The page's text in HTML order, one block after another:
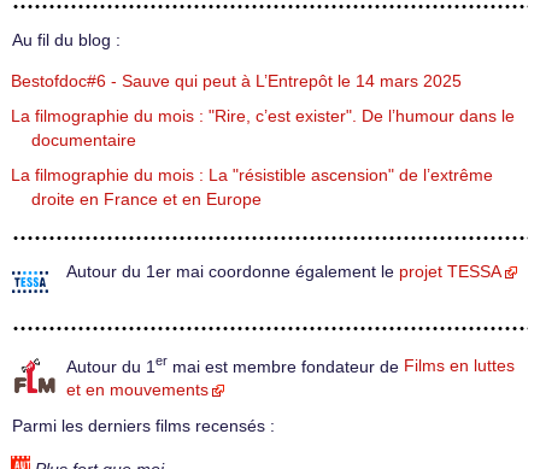
Au fil du blog :
Bestofdoc#6 - Sauve qui peut à L’Entrepôt le 14 mars 2025
La filmographie du mois : "Rire, c’est exister". De l’humour dans le
documentaire
La filmographie du mois : La "résistible ascension" de l’extrême
droite en France et en Europe
Autour du 1er mai coordonne également le projet TESSA
Autour du 1 er mai est membre fondateur de Films en luttes
et en mouvements
Parmi les derniers films recensés :